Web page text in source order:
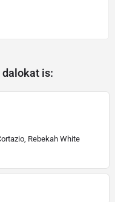
dalokat is:
Rebekah White